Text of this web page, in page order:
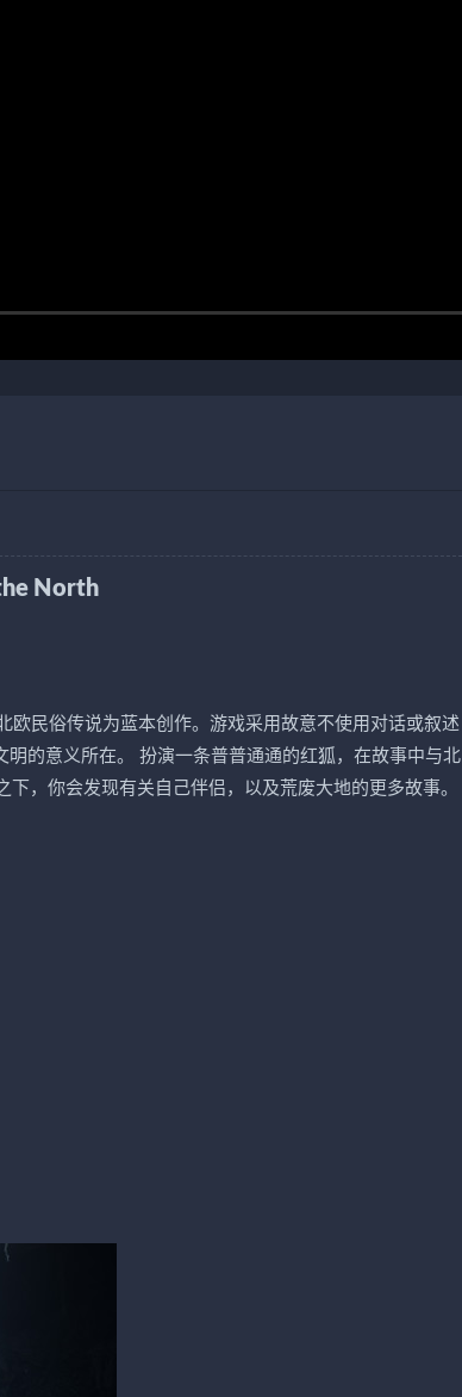
North
欧民俗传说为蓝本创作。游戏采用故意不使用对话或叙述
的意义所在。 扮演一条普普通通的红狐，在故事中与北
，你会发现有关自己伴侣，以及荒废大地的更多故事。